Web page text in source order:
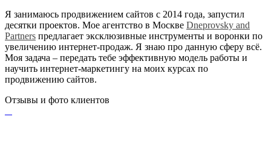
Я занимаюсь продвижением сайтов с 2014 года, запустил
десятки проектов. Мое агентство в Москве Dneprovsky and
Partners предлагает эксклюзивные инструменты и воронки по
увеличению интернет-продаж. Я знаю про данную сферу всё.
Моя задача – передать тебе эффективную модель работы и
научить интернет-маркетингу на моих курсах по
продвижению сайтов.
Отзывы и фото клиентов